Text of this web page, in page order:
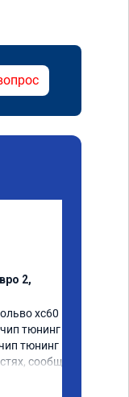
2,
xc60
тюнинг и
тюнинг мне
сообщили